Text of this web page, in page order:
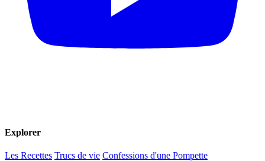
Explorer
Les Recettes Trucs de vie Confessions d'une Pompette